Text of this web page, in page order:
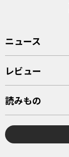
ニュース
レビュー
読みもの